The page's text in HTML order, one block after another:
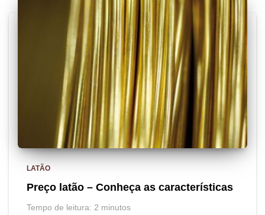
LATÃO
Preço latão – Conheça as características
Tempo de leitura: 2 minutos